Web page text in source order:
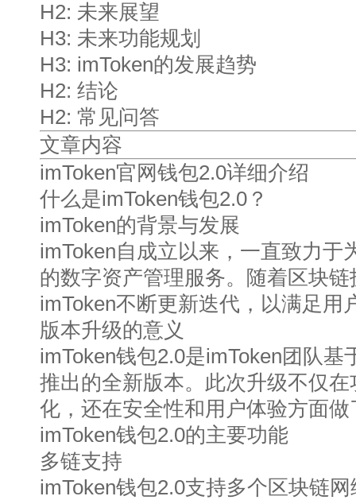
H2: 未来展望
H3: 未来功能规划
H3: imToken的发展趋势
H2: 结论
H2: 常见问答
文章内容
imToken官网钱包2.0详细介绍
什么是imToken钱包2.0？
imToken的背景与发展
imToken自成立以来，一直致力于
的数字资产管理服务。随着区块
imToken不断更新迭代，以满足用
版本升级的意义
imToken钱包2.0是imToken团队基
推出的全新版本。此次升级不仅
化，还在安全性和用户体验方面
imToken钱包2.0的主要功能
多链支持
imToken钱包2.0支持多个区块链